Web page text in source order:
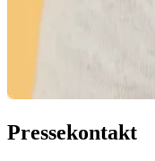
Pressekontakt